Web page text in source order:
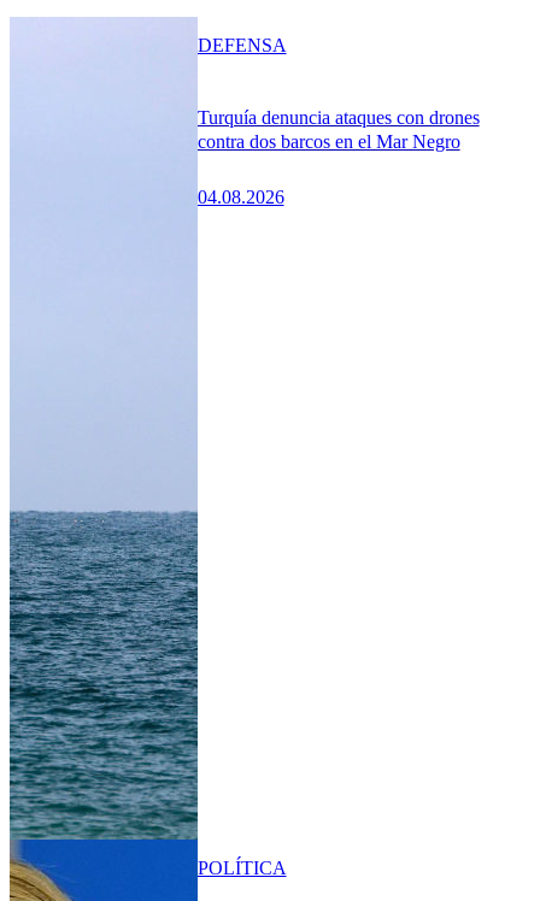
Turquía denuncia ataques con drones
contra dos barcos en el Mar Negro
04.08.2026
DEFENSA
POLÍTICA